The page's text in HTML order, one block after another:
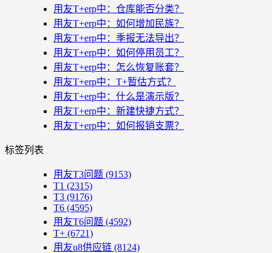
用友T+erp中：仓库能否分类？
用友T+erp中：如何增加民族？
用友T+erp中：季报无法导出？
用友T+erp中：如何停用员工？
用友T+erp中：怎么恢复账套？
用友T+erp中：T+暂估方式？
用友T+erp中：什么是演示版？
用友T+erp中：新建快捷方式？
用友T+erp中：如何报销支票？
标签列表
用友T3问题 (9153)
T1 (2315)
T3 (9176)
T6 (4595)
用友T6问题 (4592)
T+ (6721)
用友u8供应链 (8124)